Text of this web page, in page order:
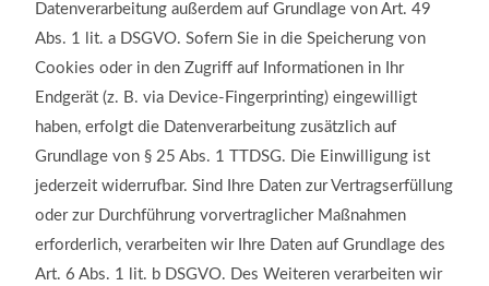
Datenverarbeitung außerdem auf Grundlage von Art. 49
Abs. 1 lit. a DSGVO. Sofern Sie in die Speicherung von
Cookies oder in den Zugriff auf Informationen in Ihr
Endgerät (z. B. via Device-Fingerprinting) eingewilligt
haben, erfolgt die Datenverarbeitung zusätzlich auf
Grundlage von § 25 Abs. 1 TTDSG. Die Einwilligung ist
jederzeit widerrufbar. Sind Ihre Daten zur Vertragserfüllung
oder zur Durchführung vorvertraglicher Maßnahmen
erforderlich, verarbeiten wir Ihre Daten auf Grundlage des
Art. 6 Abs. 1 lit. b DSGVO. Des Weiteren verarbeiten wir